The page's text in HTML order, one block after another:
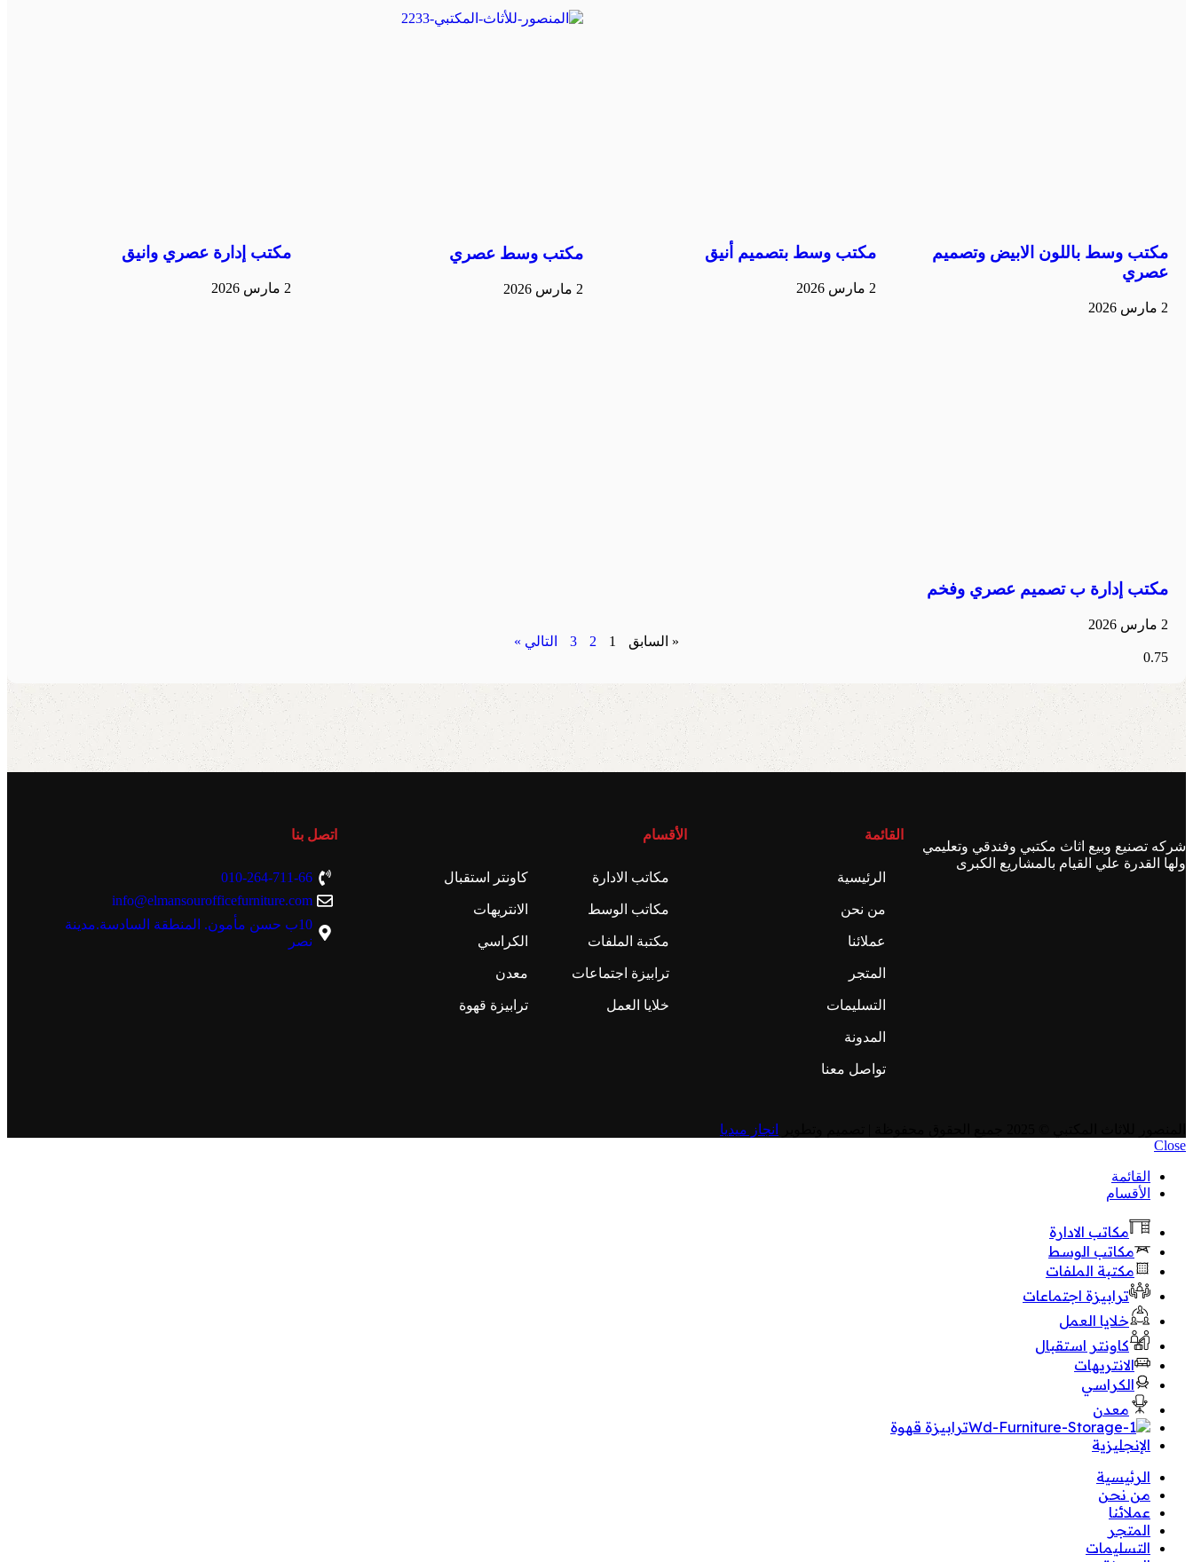
مكتب وسط باللون الابيض وتصميم
عصري
2 مارس 2026
مكتب وسط بتصميم أنيق
2 مارس 2026
مكتب وسط عصري
2 مارس 2026
مكتب إدارة عصري وانيق
2 مارس 2026
مكتب إدارة ب تصميم عصري وفخم
2 مارس 2026
« السابق
1
2
3 التالي »
شركه تصنيع وبيع اثاث مكتبي وفندقي وتعليمي
ولها القدرة علي القيام بالمشاريع الكبرى
القائمة
الرئيسية
من نحن
عملائنا
المتجر
التسليمات
المدونة
تواصل معنا
الأقسام
مكاتب الادارة
مكاتب الوسط
مكتبة الملفات
ترابيزة اجتماعات
خلايا العمل
كاونتر استقبال
الانتريهات
الكراسي
معدن
ترابيزة قهوة
اتصل بنا
010-264-711-66
info@elmansourofficefurniture.com
10ب حسن مأمون. المنطقة السادسة.مدينة
نصر
انجاز ميديا
Close
القائمة
الأقسام
مكاتب الادارة
مكاتب الوسط
مكتبة الملفات
ترابيزة اجتماعات
خلايا العمل
كاونتر استقبال
الانتريهات
الكراسي
معدن
ترابيزة قهوة
الإنجليزية
الرئيسية
من نحن
عملائنا
المتجر
التسليمات